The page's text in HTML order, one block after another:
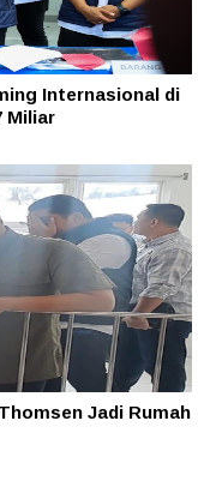
Internasional di
Miliar
Jadi Rumah